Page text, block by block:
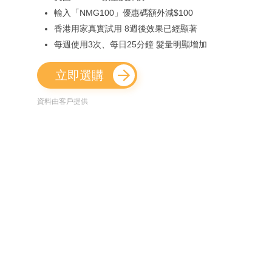
輸入「NMG100」優惠碼額外減$100
香港用家真實試用 8週後效果已經顯著
每週使用3次、每日25分鐘 髮量明顯增加
立即選購
資料由客戶提供